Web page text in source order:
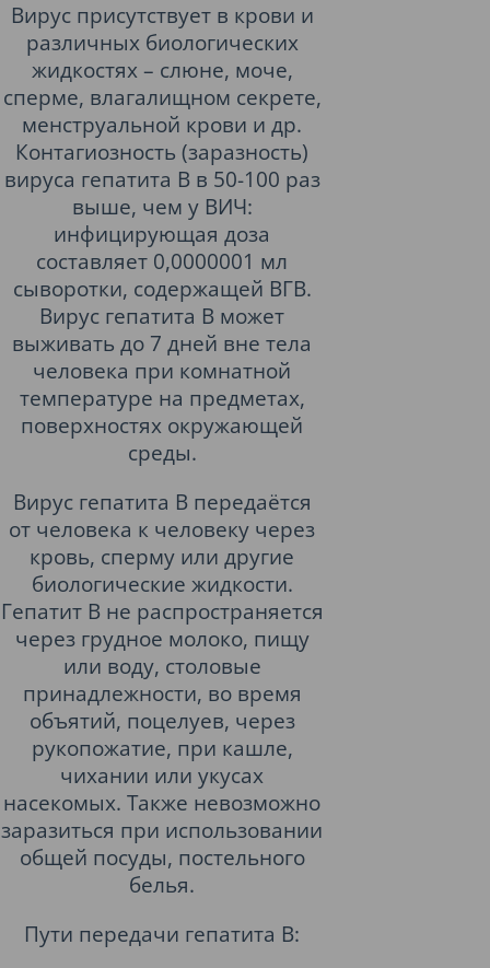
Вирус присутствует в крови и
различных биологических
жидкостях – слюне, моче,
сперме, влагалищном секрете,
менструальной крови и др.
Контагиозность (заразность)
вируса гепатита B в 50-100 раз
выше, чем у ВИЧ:
инфицирующая доза
составляет 0,0000001 мл
сыворотки, содержащей ВГВ.
Вирус гепатита B может
выживать до 7 дней вне тела
человека при комнатной
температуре на предметах,
поверхностях окружающей
среды.
Вирус гепатита B передаётся
от человека к человеку через
кровь, сперму или другие
биологические жидкости.
Гепатит B не распространяется
через грудное молоко, пищу
или воду, столовые
принадлежности, во время
объятий, поцелуев, через
рукопожатие, при кашле,
чихании или укусах
насекомых. Также невозможно
заразиться при использовании
общей посуды, постельного
белья.
Пути передачи гепатита B: